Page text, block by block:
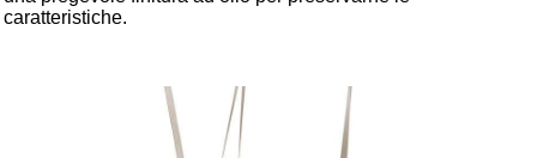
caratteristiche.